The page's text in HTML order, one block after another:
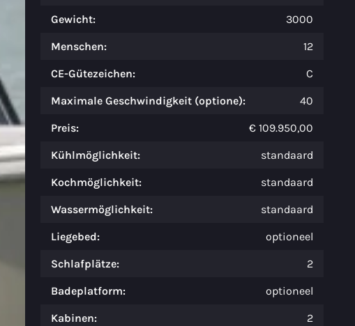
Gewicht: 3000
Menschen: 12
CE-Gütezeichen: C
Maximale Geschwindigkeit (optione): 40
Preis: € 109.950,00
Kühlmöglichkeit: standaard
Kochmöglichkeit: standaard
Wassermöglichkeit: standaard
Liegebed: optioneel
Schlafplätze: 2
Badeplatform: optioneel
Kabinen: 2